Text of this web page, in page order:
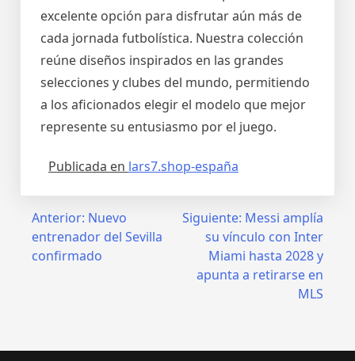
excelente opción para disfrutar aún más de
cada jornada futbolística. Nuestra colección
reúne diseños inspirados en las grandes
selecciones y clubes del mundo, permitiendo
a los aficionados elegir el modelo que mejor
represente su entusiasmo por el juego.
Publicada en lars7.shop-españa
Navegación
Anterior: Nuevo
entrenador del Sevilla
confirmado
Siguiente: Messi amplía
su vínculo con Inter
Miami hasta 2028 y
apunta a retirarse en
MLS